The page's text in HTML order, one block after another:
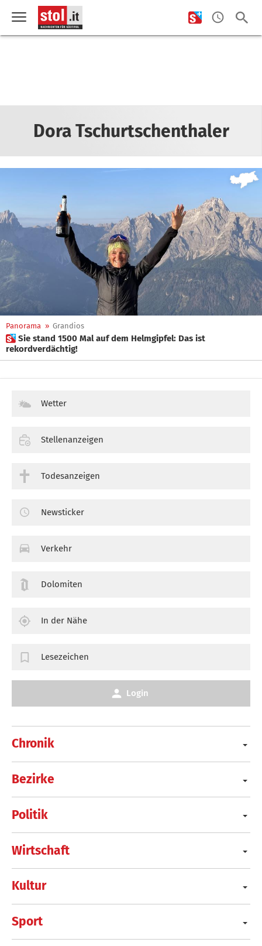
Dora Tschurtschenthaler
Panorama » Grandios
 Sie stand 1500 Mal auf dem Helmgipfel: Das ist
rekordverdächtig!
Chronik
Bezirke
Politik
Wirtschaft
Kultur
Sport
Wetter
Stellenanzeigen
Todesanzeigen
Newsticker
Verkehr
Dolomiten
In der Nähe
Lesezeichen
Login